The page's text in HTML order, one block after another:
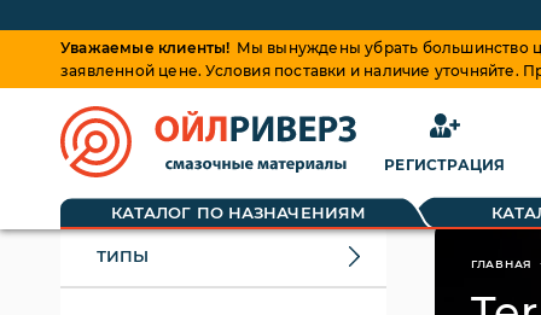
Уважаемые клиенты! Мы вынуждены убрать большинство
заявленной цене. Условия поставки и наличие
РЕГИСТРАЦИЯ
КАТАЛОГ ПО НАЗНАЧЕНИЯМ
ТИПЫ ГЛАВНАЯ